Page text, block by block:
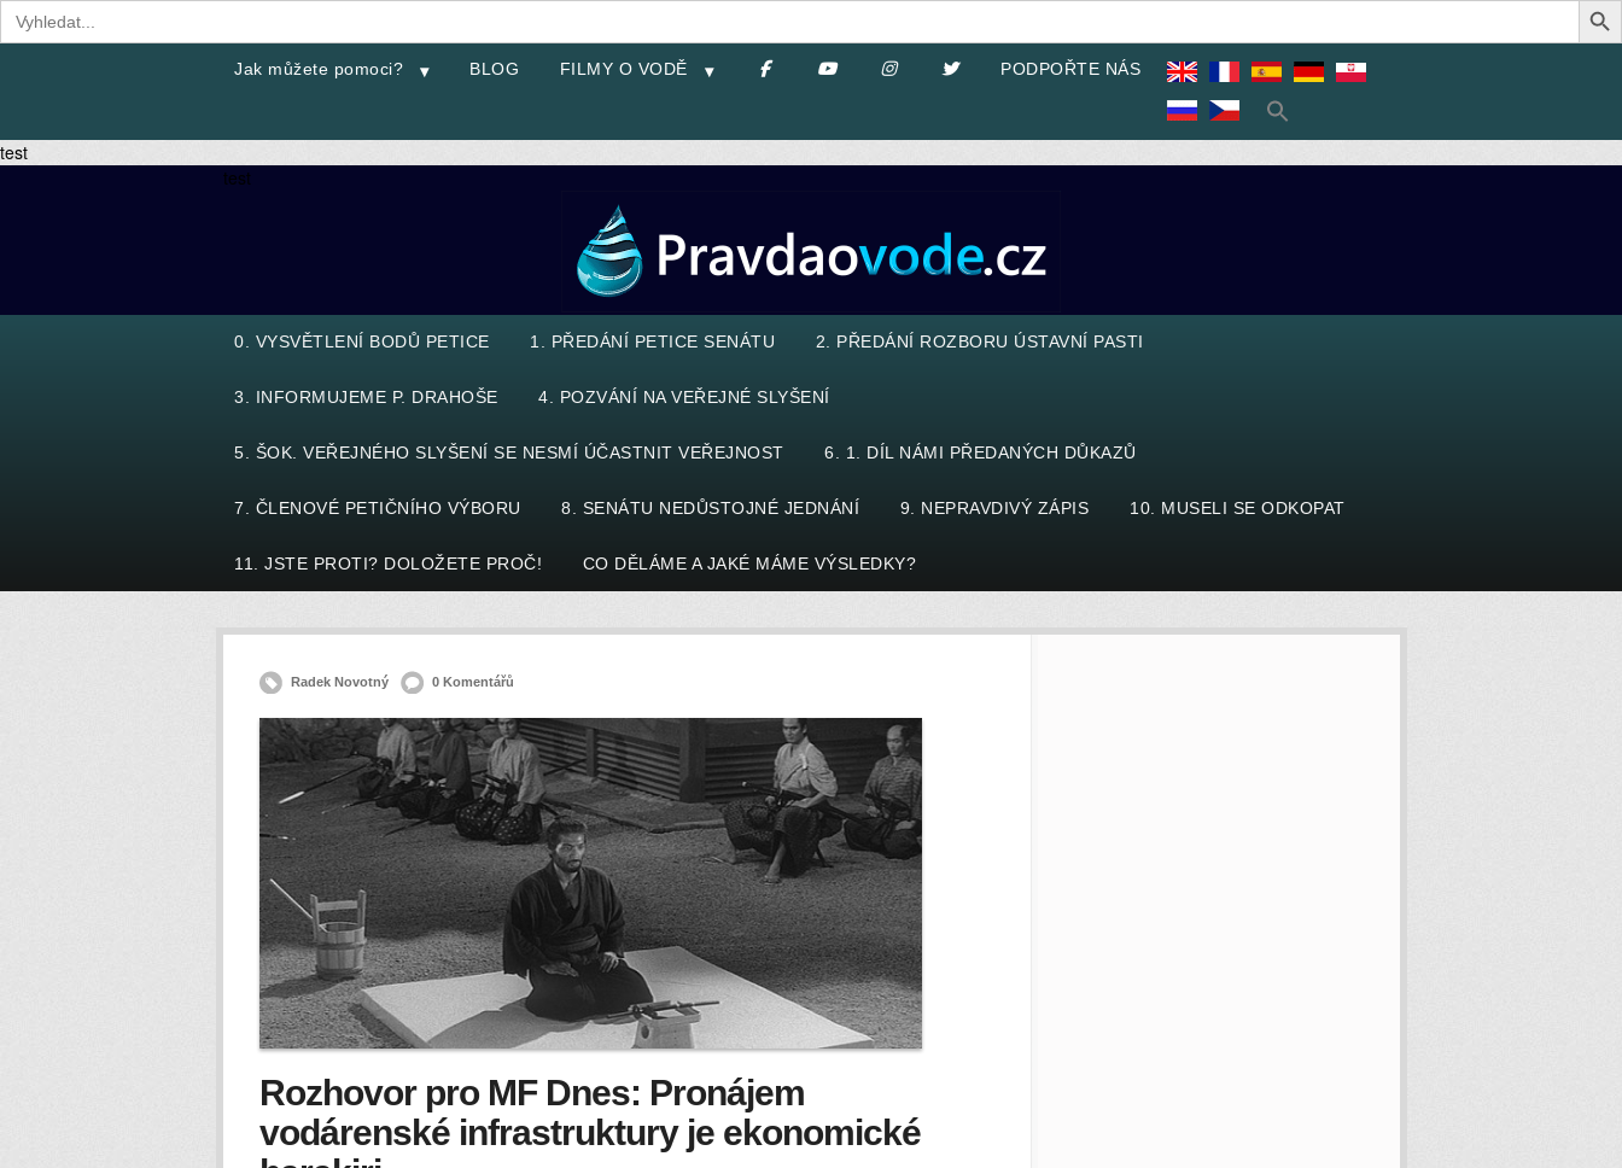
Search
for:
Jak můžete pomoci? BLOG FILMY O VODĚ PODPOŘTE NÁS
test
test
0. VYSVĚTLENÍ BODŮ PETICE 1. PŘEDÁNÍ PETICE SENÁTU 2. PŘEDÁNÍ ROZBORU ÚSTAVNÍ PASTI
3. INFORMUJEME P. DRAHOŠE 4. POZVÁNÍ NA VEŘEJNÉ SLYŠENÍ
5. ŠOK. VEŘEJNÉHO SLYŠENÍ SE NESMÍ ÚČASTNIT VEŘEJNOST 6. 1. DÍL NÁMI PŘEDANÝCH DŮKAZŮ
7. ČLENOVÉ PETIČNÍHO VÝBORU 8. SENÁTU NEDŮSTOJNÉ JEDNÁNÍ 9. NEPRAVDIVÝ ZÁPIS 10. MUSELI SE ODKOPAT
11. JSTE PROTI? DOLOŽETE PROČ! CO DĚLÁME A JAKÉ MÁME VÝSLEDKY?
Radek Novotný 0 Komentářů
Rozhovor pro MF Dnes: Pronájem
vodárenské infrastruktury je ekonomické